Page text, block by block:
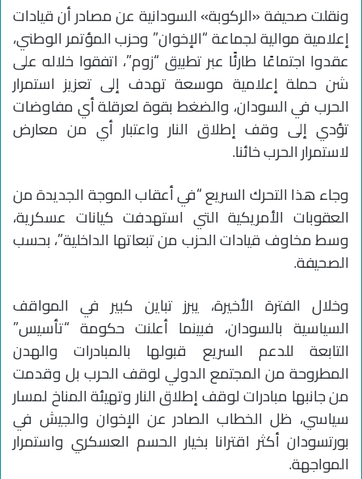
ونقلت صحيفة «الركوبة» السودانية عن مصادر أن قيادات
إعلامية موالية لجماعة “الإخوان” وحزب المؤتمر الوطني،
عقدوا اجتماعًا طارئًا عبر تطبيق “زوم”، اتفقوا خلاله على
شن حملة إعلامية موسعة تهدف إلى تعزيز استمرار
الحرب في السودان، والضغط بقوة لعرقلة أي مفاوضات
تؤدي إلى وقف إطلاق النار واعتبار أي من معارض
لاستمرار الحرب خائنا.
وجاء هذا التحرك السريع “في أعقاب الموجة الجديدة من
العقوبات الأمريكية التي استهدفت كيانات عسكرية،
وسط مخاوف قيادات الحزب من تبعاتها الداخلية”، بحسب
الصحيفة.
وخلال الفترة الأخيرة، يبرز تباين كبير في المواقف
السياسية بالسودان، فبينما أعلنت حكومة “تأسيس”
التابعة للدعم السريع قبولها بالمبادرات والهدن
المطروحة من المجتمع الدولي لوقف الحرب بل وقدمت
من جانبها مبادرات لوقف إطلاق النار وتهيئة المناخ لمسار
سياسي، ظل الخطاب الصادر عن الإخوان والجيش في
بورتسودان أكثر اقترانا بخيار الحسم العسكري واستمرار
المواجهة.